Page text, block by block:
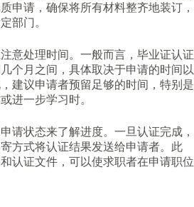
申请，确保将所有材料整齐地装订，
部门。
意处理时间。一般而言，毕业证认证
个月之间，具体取决于申请的时间以
建议申请者预留足够的时间，特别是
进一步学习时。
请状态来了解进度。一旦认证完成，
方式将认证结果发送给申请者。此
认证文件，可以使求职者在申请职位